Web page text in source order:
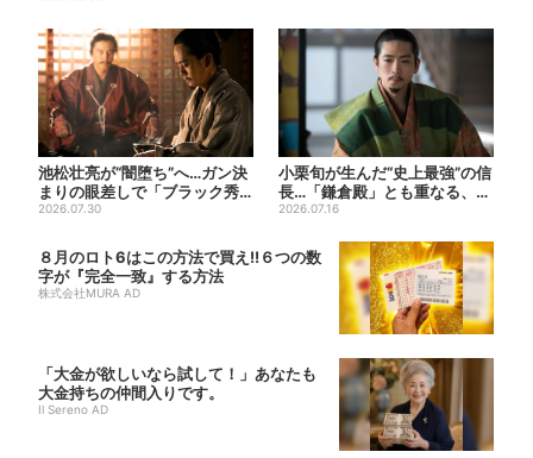
池松壮亮が“闇堕ち”へ…ガン決
まりの眼差しで「ブラック秀
吉がログイン」【豊臣兄弟...
2026.07.30
小栗旬が生んだ“史上最強”の信
長…「鎌倉殿」とも重なる、に
じむ悲しみが“名人芸”...
2026.07.16
８月のロト6はこの方法で買え!!６つの数
字が『完全一致』する方法
株式会社MURA AD
「大金が欲しいなら試して！」あなたも
大金持ちの仲間入りです。
Il Sereno AD